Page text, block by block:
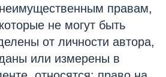
правам,
не могут быть
от личности автора,
или измерены в